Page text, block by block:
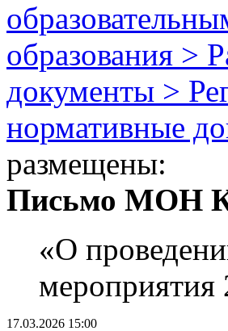
образования >
документы >
нормативные
размещены:
Письмо МОН
«О
мероприятия
17.03.2026 15:00